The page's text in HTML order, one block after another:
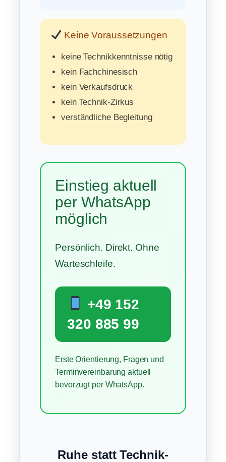
Keine Voraussetzungen
keine Technikkenntnisse nötig
kein Fachchinesisch
kein Verkaufsdruck
kein Technik-Zirkus
verständliche Begleitung
Einstieg aktuell
per WhatsApp
möglich
Persönlich. Direkt. Ohne
Warteschleife.
+49 152
320 885 99
Erste Orientierung, Fragen und
Terminvereinbarung aktuell
bevorzugt per WhatsApp.
Ruhe statt Technik-